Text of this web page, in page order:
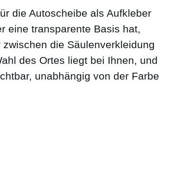
die Autoscheibe als Aufkleber
eine transparente Basis hat,
die Säulenverkleidung
des Ortes liegt bei Ihnen, und
unabhängig von der Farbe